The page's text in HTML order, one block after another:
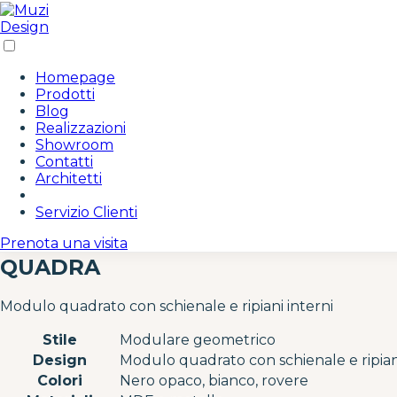
/* Area Riservata Icon Styles */ .area-riservata-icon {
gradient(135deg, #c19a6b 0%, #8b6f47 100%); color:
rgba(193, 154, 107, 0.3); } .area-riservata-icon:hover {
none; padding: 14px 10px; border-radius: 8px;
#c19a6b; } /* Responsive adjustments */ @media (max-
none; } }
Homepage
Prodotti
Blog
Realizzazioni
Showroom
Contatti
Architetti
Servizio Clienti
Prenota una visita
QUADRA
Modulo quadrato con schienale e ripiani interni
Stile
Modulare geometrico
Design
Modulo quadrato con schienale e
Colori
Nero opaco, bianco, rovere